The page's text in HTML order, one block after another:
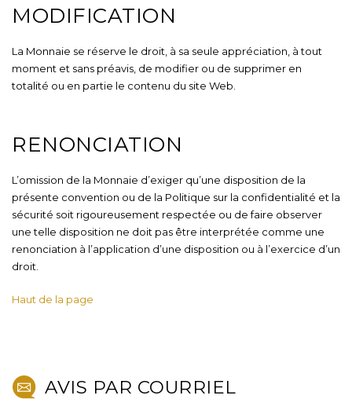
MODIFICATION
La Monnaie se réserve le droit, à sa seule appréciation, à tout
moment et sans préavis, de modifier ou de supprimer en
totalité ou en partie le contenu du site Web.
RENONCIATION
L’omission de la Monnaie d’exiger qu’une disposition de la
présente convention ou de la Politique sur la confidentialité et la
sécurité soit rigoureusement respectée ou de faire observer
une telle disposition ne doit pas être interprétée comme une
renonciation à l’application d’une disposition ou à l’exercice d’un
droit.
Haut de la page
AVIS PAR COURRIEL